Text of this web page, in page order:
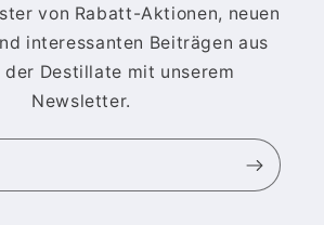
von Rabatt-Aktionen, neuen
interessanten Beiträgen aus
der Destillate mit unserem
Newsletter.